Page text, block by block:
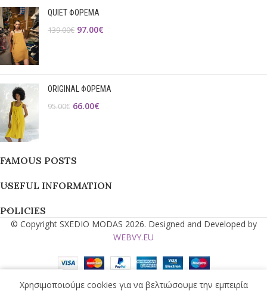
QUIET ΦΟΡΕΜΑ
139.00€ 97.00€
ORIGINAL ΦΟΡΕΜΑ
95.00€ 66.00€
FAMOUS POSTS
USEFUL INFORMATION
POLICIES
© Copyright SXEDIO MODAS 2026. Designed and Developed by
WEBVY.EU
Χρησιμοποιούμε cookies για να βελτιώσουμε την εμπειρία